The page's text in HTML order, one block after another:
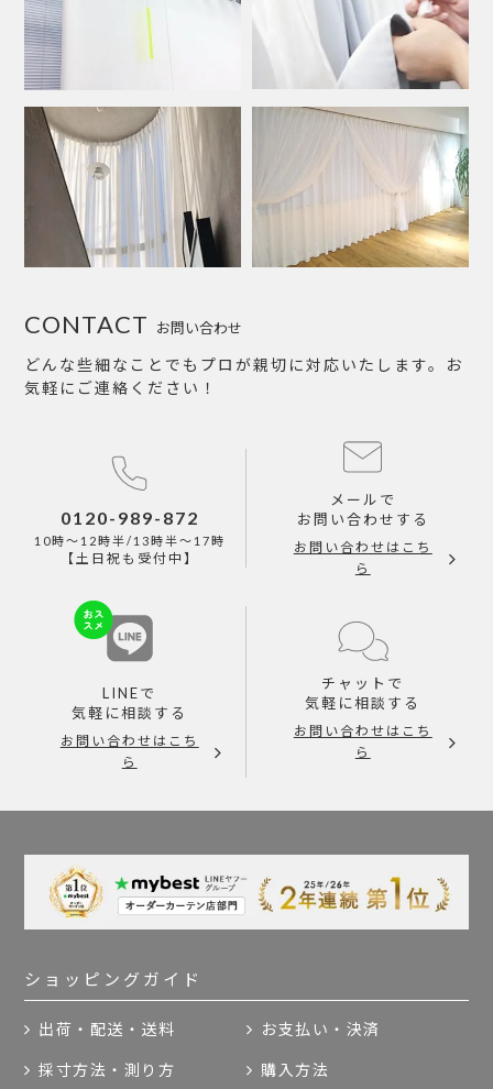
お問い合わせ
CONTACT
どんな些細なことでもプロが親切に対応いたします。お
気軽にご連絡ください！
0120-989-872
10時～12時半/13時半～17時
【土日祝も受付中】
メールで
お問い合わせする
お問い合わせはこち
ら
LINEで
気軽に相談する
お問い合わせはこち
ら
チャットで
気軽に相談する
お問い合わせはこち
ら
ショッピングガイド
出荷・配送・送料 お支払い・決済
採寸方法・測り方 購入方法